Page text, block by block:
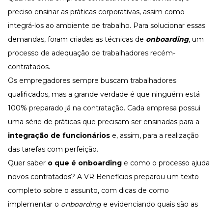
Recursos Humanos
Fortaleça a cultura organizacional
Treinamento de Produto
Desenvolva a sua equipe
Materiais Gratuitos
Materiais Gratuitos
Todos os Materiais Gratuitos
Confira nossos materiais
E-book
Ferramentas e Templates
Para agilizar o seu trabalho
Infográfico
Conteúdo prático e rápido
preciso ensinar as práticas corporativas, assim como
integrá-los ao ambiente de trabalho. Para solucionar essas
demandas, foram criadas as técnicas de onboarding, um
processo de adequação de trabalhadores recém-
contratados.
Os empregadores sempre buscam trabalhadores
qualificados, mas a grande verdade é que ninguém está
100% preparado já na contratação. Cada empresa possui
uma série de práticas que precisam ser ensinadas para a
integração de funcionários e, assim, para a realização
das tarefas com perfeição.
Quer saber o que é onboarding e como o processo ajuda
novos contratados? A VR Benefícios preparou um texto
completo sobre o assunto, com dicas de como
implementar o onboarding e evidenciando quais são as